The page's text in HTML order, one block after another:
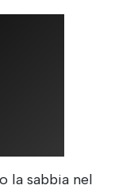
la sabbia nel